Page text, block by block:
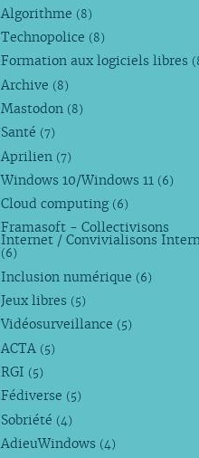
Algorithme (8)
Technopolice (8)
Formation aux logiciels libres
Archive (8)
Mastodon (8)
Santé (7)
Aprilien (7)
Windows 10/Windows 11 (6)
Cloud computing (6)
Framasoft - Collectivisons
Internet / Convivialisons
(6)
Inclusion numérique (6)
Jeux libres (5)
Vidéosurveillance (5)
ACTA (5)
RGI (5)
Fédiverse (5)
Sobriété (4)
AdieuWindows (4)